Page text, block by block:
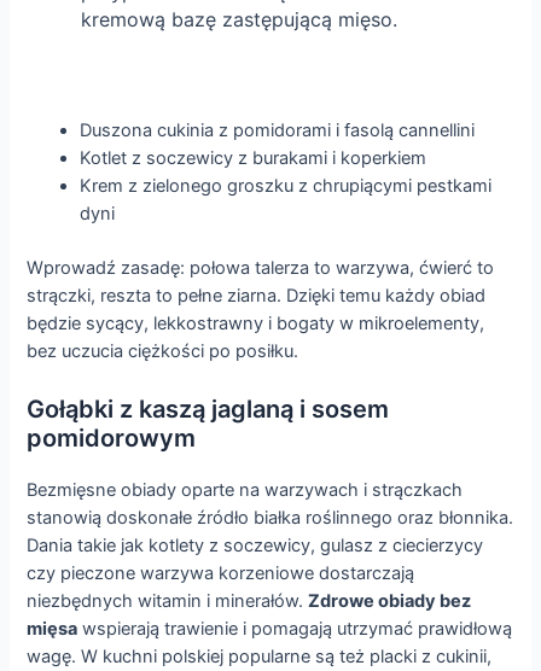
kremową bazę zastępującą mięso.
Duszona cukinia z pomidorami i fasolą cannellini
Kotlet z soczewicy z burakami i koperkiem
Krem z zielonego groszku z chrupiącymi pestkami
dyni
Wprowadź zasadę: połowa talerza to warzywa, ćwierć to
strączki, reszta to pełne ziarna. Dzięki temu każdy obiad
będzie sycący, lekkostrawny i bogaty w mikroelementy,
bez uczucia ciężkości po posiłku.
Gołąbki z kaszą jaglaną i sosem
pomidorowym
Bezmięsne obiady oparte na warzywach i strączkach
stanowią doskonałe źródło białka roślinnego oraz błonnika.
Dania takie jak kotlety z soczewicy, gulasz z ciecierzycy
czy pieczone warzywa korzeniowe dostarczają
niezbędnych witamin i minerałów.Zdrowe obiady bez
mięsa wspierają trawienie i pomagają utrzymać prawidłową
wagę. W kuchni polskiej popularne są też placki z cukinii,